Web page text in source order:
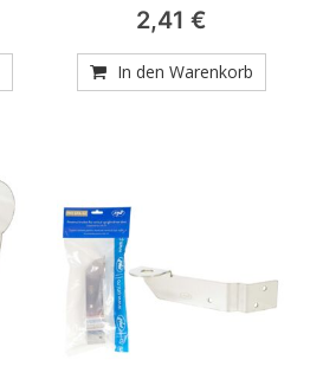
2,41 €
In den Warenkorb